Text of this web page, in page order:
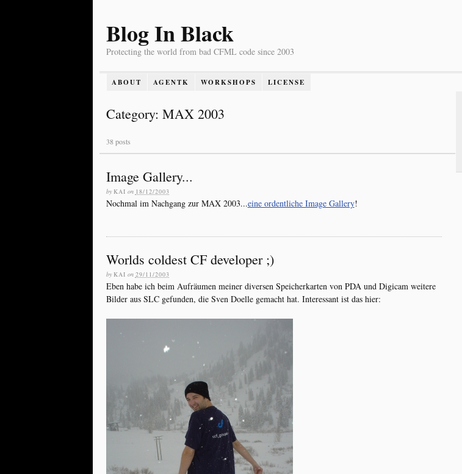
Blog In Black
Protecting the world from bad CFML code since 2003
ABOUT AGENTK WORKSHOPS LICENSE
Category: MAX 2003
38 posts
Image Gallery...
by KAI on 18/12/2003
Nochmal im Nachgang zur MAX 2003...eine ordentliche Image Gallery!
Worlds coldest CF developer ;)
by KAI on 29/11/2003
Eben habe ich beim Aufräumen meiner diversen Speicherkarten von PDA und Digicam weitere
Bilder aus SLC gefunden, die Sven Doelle gemacht hat. Interessant ist das hier: